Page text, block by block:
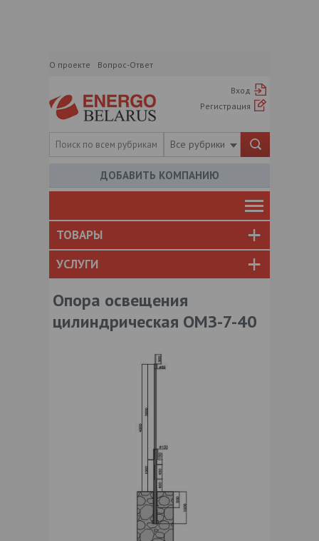
О проекте Вопрос-Ответ
Вход
Регистрация
Все рубрики
ДОБАВИТЬ КОМПАНИЮ
ТОВАРЫ
УСЛУГИ
Опора освещения
цилиндрическая ОМЗ-7-40